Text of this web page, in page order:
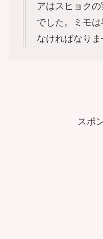
アはスヒョク
でした。ミモ
なければなりま
スポ